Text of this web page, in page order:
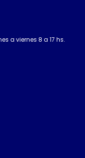
a viernes 8 a 17 hs.